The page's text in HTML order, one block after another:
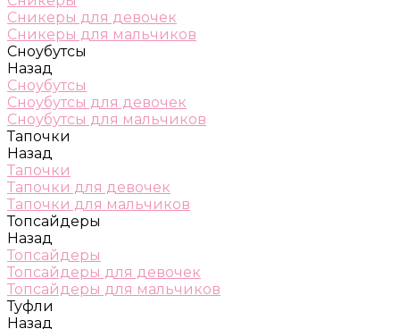
Сникеры для девочек
Сникеры для мальчиков
Сноубутсы
Назад
Сноубутсы
Сноубутсы для девочек
Сноубутсы для мальчиков
Тапочки
Назад
Тапочки
Тапочки для девочек
Тапочки для мальчиков
Топсайдеры
Назад
Топсайдеры
Топсайдеры для девочек
Топсайдеры для мальчиков
Туфли
Назад